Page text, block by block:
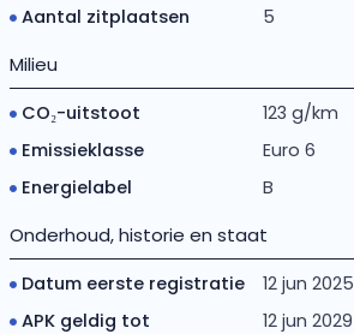
Aantal zitplaatsen 5
Milieu
CO₂-uitstoot
123 g/km
Emissieklasse
Euro 6
Energielabel
B
Onderhoud, historie en staat
Datum eerste registratie
12 jun 2025
APK geldig tot
12 jun 2029